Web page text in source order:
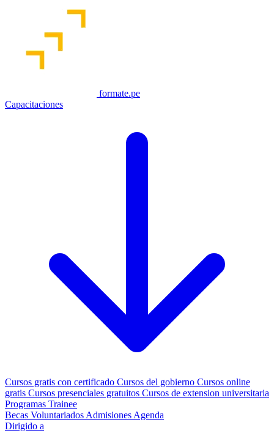
formate.pe
Capacitaciones
Cursos gratis con certificado Cursos del gobierno Cursos online
gratis Cursos presenciales gratuitos Cursos de extension universitaria
Programas Trainee
Becas Voluntariados Admisiones Agenda
Dirigido a